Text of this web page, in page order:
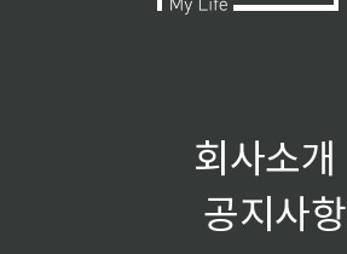
회사소개
공지사항